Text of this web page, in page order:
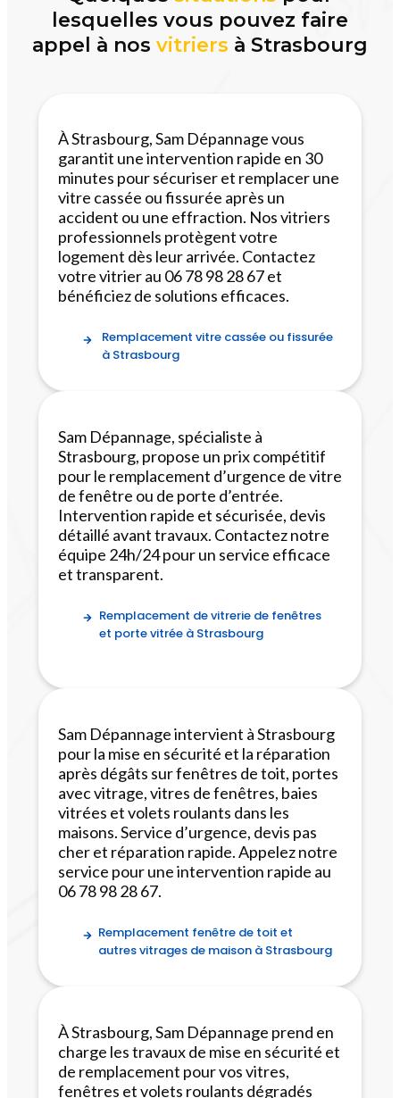
lesquelles vous pouvez faire
appel à nos vitriers à Strasbourg
À Strasbourg, Sam Dépannage vous
garantit une intervention rapide en 30
minutes pour sécuriser et remplacer une
vitre cassée ou fissurée après un
accident ou une effraction. Nos vitriers
professionnels protègent votre
logement dès leur arrivée. Contactez
votre vitrier au 06 78 98 28 67 et
bénéficiez de solutions efficaces.
Remplacement vitre cassée ou fissurée
à Strasbourg
Sam Dépannage, spécialiste à
Strasbourg, propose un prix compétitif
pour le remplacement d’urgence de vitre
de fenêtre ou de porte d’entrée.
Intervention rapide et sécurisée, devis
détaillé avant travaux. Contactez notre
équipe 24h/24 pour un service efficace
et transparent.
Remplacement de vitrerie de fenêtres
et porte vitrée à Strasbourg
Sam Dépannage intervient à Strasbourg
pour la mise en sécurité et la réparation
après dégâts sur fenêtres de toit, portes
avec vitrage, vitres de fenêtres, baies
vitrées et volets roulants dans les
maisons. Service d’urgence, devis pas
cher et réparation rapide. Appelez notre
service pour une intervention rapide au
06 78 98 28 67.
Remplacement fenêtre de toit et
autres vitrages de maison à Strasbourg
À Strasbourg, Sam Dépannage prend en
charge les travaux de mise en sécurité et
de remplacement pour vos vitres,
fenêtres et volets roulants dégradés